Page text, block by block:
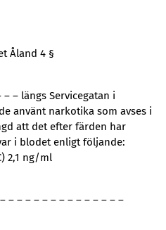
Åland 4 §
– längs Servicegatan i
använt narkotika som avses i
att det efter färden har
i blodet enligt följande:
2,1 ng/ml
– – – – – – – – – – – – – –